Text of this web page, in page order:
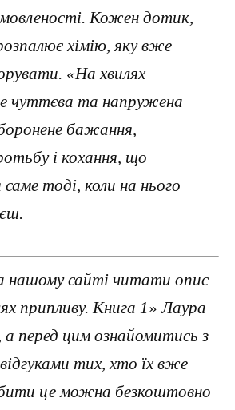
Кожен дотик,
хімію, яку вже
«На хвилях
чуттєва та напружена
бажання,
і кохання, що
тоді, коли на нього
нашому сайті читати опис
припливу. Книга 1» Лаура
а перед цим ознайомитись з
тих, хто їх вже
це можна безкоштовно